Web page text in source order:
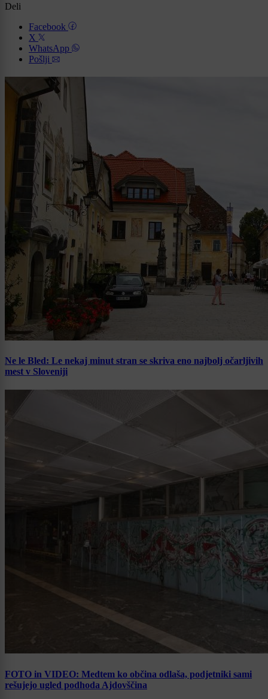
Deli
Facebook
X
WhatsApp
Pošlji
Ne le Bled: Le nekaj minut stran se skriva eno najbolj očarljivih
mest v Sloveniji
FOTO in VIDEO: Medtem ko občina odlaša, podjetniki sami
rešujejo ugled podhoda Ajdovščina